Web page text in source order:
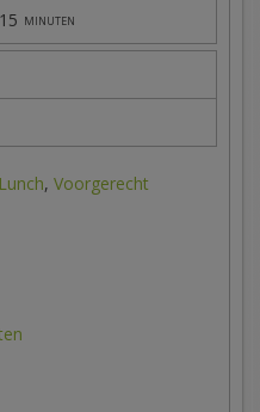
15 minuten
Lunch, Voorgerecht